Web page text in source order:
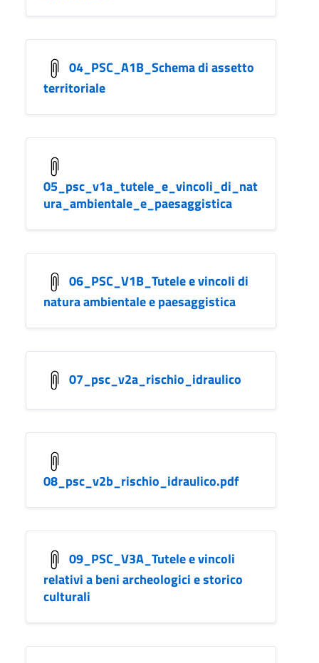
04_PSC_A1B_Schema di assetto
territoriale
05_psc_v1a_tutele_e_vincoli_di_nat
ura_ambientale_e_paesaggistica
06_PSC_V1B_Tutele e vincoli di
natura ambientale e paesaggistica
07_psc_v2a_rischio_idraulico
08_psc_v2b_rischio_idraulico.pdf
09_PSC_V3A_Tutele e vincoli
relativi a beni archeologici e storico
culturali